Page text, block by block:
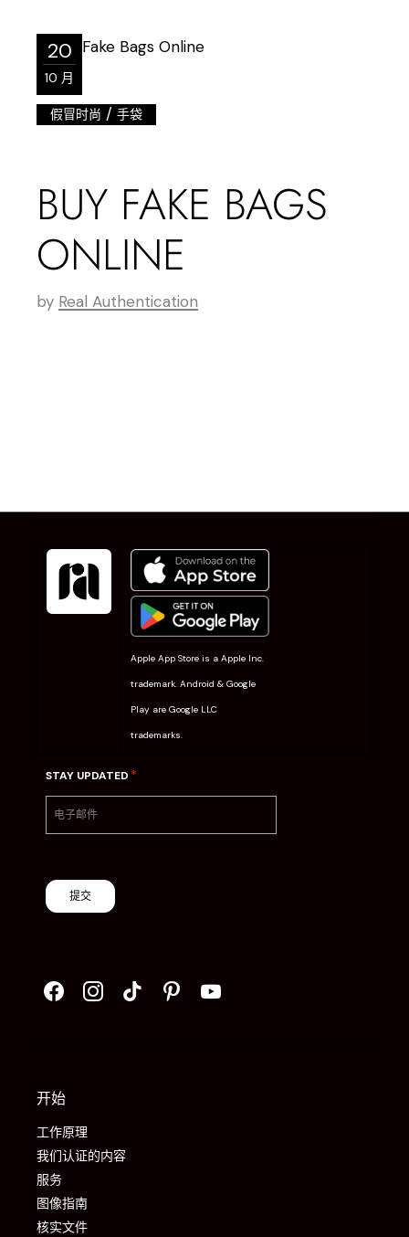
20
10 月
假冒时尚 /手袋
BUY FAKE BAGS
ONLINE
by Real Authentication
Apple App Store is a Apple Inc.
trademark. Android & Google
Play are Google LLC
trademarks.
STAY UPDATED *
提交
开始
工作原理
我们认证的内容
服务
图像指南
核实文件